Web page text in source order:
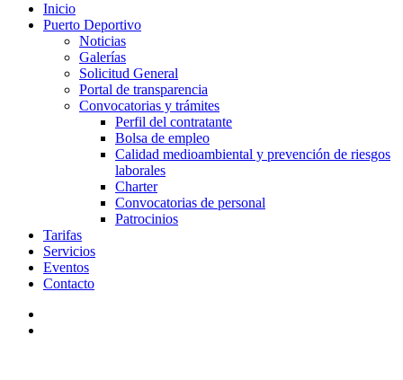
Inicio
Puerto Deportivo
Noticias
Galerías
Solicitud General
Portal de transparencia
Convocatorias y trámites
Perfil del contratante
Bolsa de empleo
Calidad medioambiental y prevención de riesgos
laborales
Charter
Convocatorias de personal
Patrocinios
Tarifas
Servicios
Eventos
Contacto